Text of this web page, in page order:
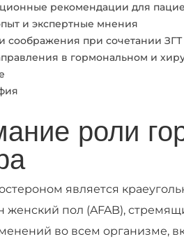
рекомендации для
и экспертные мнения
соображения при сочетании
в гормональном и
роли
является
женский пол (AFAB),
во всем организме,